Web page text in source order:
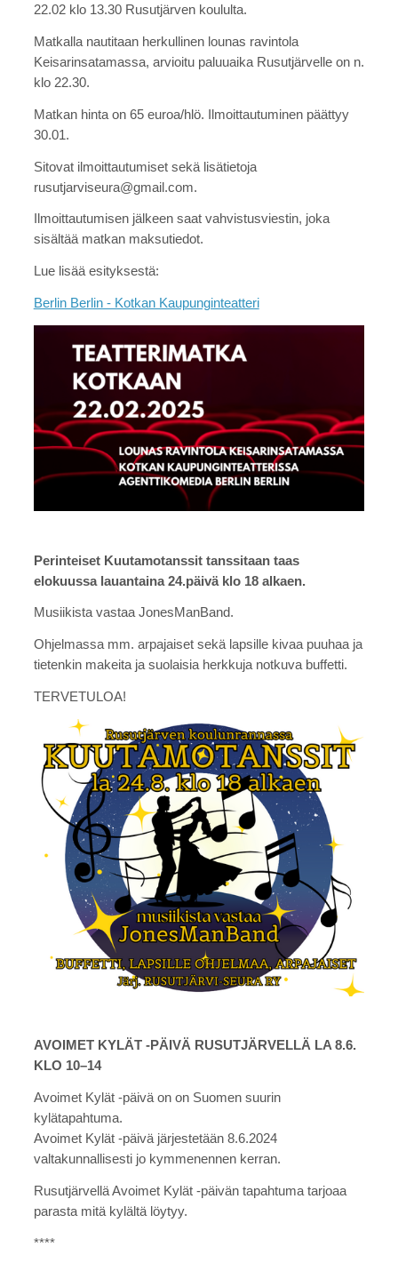
22.02 klo 13.30 Rusutjärven koululta.
Matkalla nautitaan herkullinen lounas ravintola
Keisarinsatamassa, arvioitu paluuaika Rusutjärvelle on n.
klo 22.30.
Matkan hinta on 65 euroa/hlö. Ilmoittautuminen päättyy
30.01.
Sitovat ilmoittautumiset sekä lisätietoja
rusutjarviseura@gmail.com.
Ilmoittautumisen jälkeen saat vahvistusviestin, joka
sisältää matkan maksutiedot.
Lue lisää esityksestä:
Berlin Berlin - Kotkan Kaupunginteatteri
Perinteiset Kuutamotanssit tanssitaan taas
elokuussa lauantaina 24.päivä klo 18 alkaen.
Musiikista vastaa JonesManBand.
Ohjelmassa mm. arpajaiset sekä lapsille kivaa puuhaa ja
tietenkin makeita ja suolaisia herkkuja notkuva buffetti.
TERVETULOA!
AVOIMET KYLÄT -PÄIVÄ RUSUTJÄRVELLÄ LA 8.6.
KLO 10–14
Avoimet Kylät -päivä on on Suomen suurin
kylätapahtuma.
Avoimet Kylät -päivä järjestetään 8.6.2024
valtakunnallisesti jo kymmenennen kerran.
Rusutjärvellä Avoimet Kylät -päivän tapahtuma tarjoaa
parasta mitä kylältä löytyy.
****